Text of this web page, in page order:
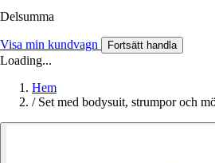
Delsumma
Visa min kundvagn Fortsätt handla
Loading...
Hem
/ Set med bodysuit, strumpor och